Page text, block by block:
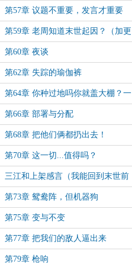
第57章 议题不重要，发言才重要
第59章 老周知道末世起因？（加更
求月票！）
第60章 夜谈
第62章 失踪的瑜伽裤
第64章 你种过地吗你就盖大棚？一
些东西想当然
第66章 部署与分配
第68章 把他们俩都扔出去！
第70章 这一切...值得吗？
三江和上架感言（我能回到末世前
一周）
第73章 鸳鸯阵，但机器狗
第75章 变与不变
第77章 把我们的敌人逼出来
第79章 枪响